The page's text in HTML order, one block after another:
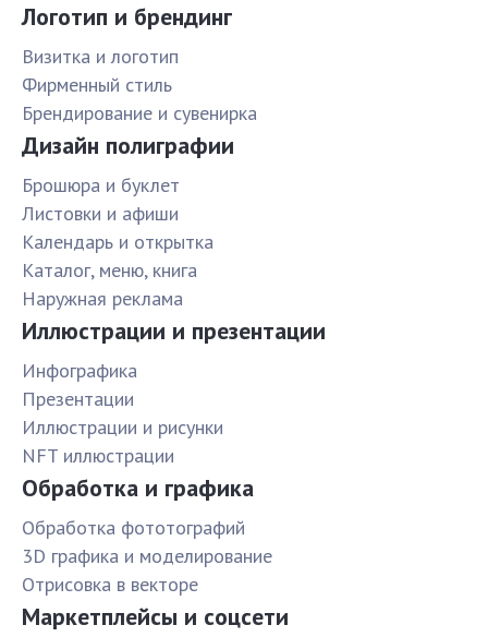
Логотип и брендинг
Визитка и логотип
Фирменный стиль
Брендирование и сувенирка
Дизайн полиграфии
Брошюра и буклет
Листовки и афиши
Календарь и открытка
Каталог, меню, книга
Наружная реклама
Иллюстрации и презентации
Инфографика
Презентации
Иллюстрации и рисунки
NFT иллюстрации
Обработка и графика
Обработка фототографий
3D графика и моделирование
Отрисовка в векторе
Маркетплейсы и соцсети